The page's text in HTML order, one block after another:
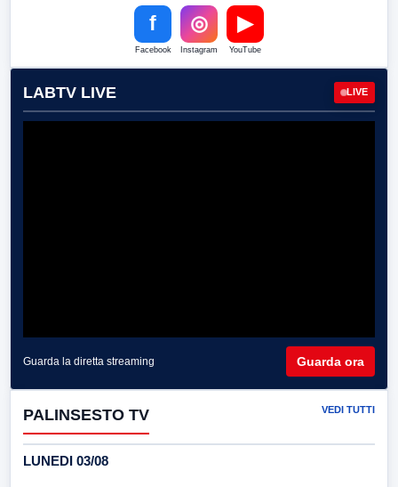
f
Facebook
◎
Instagram
▶
YouTube
LABTV LIVE LIVE
Guarda la diretta streaming Guarda ora
PALINSESTO TV VEDI TUTTI
LUNEDI 03/08